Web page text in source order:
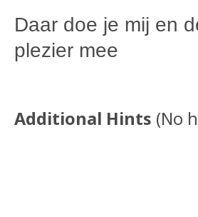
Daar doe je mij en
plezier mee
Additional Hints (No